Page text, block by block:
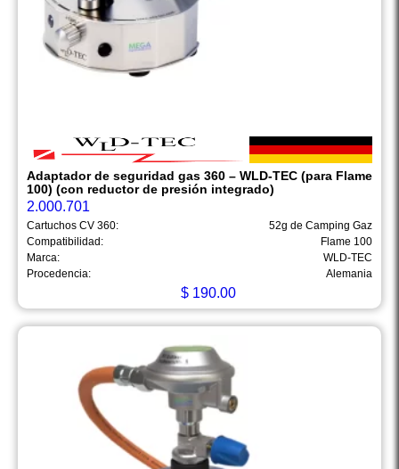
Adaptador de seguridad gas 360 – WLD-TEC (para Flame
100) (con reductor de presión integrado)
2.000.701
Cartuchos CV 360:
52g de Camping Gaz
Compatibilidad:
Flame 100
Marca:
WLD-TEC
Procedencia:
Alemania
$ 190.00